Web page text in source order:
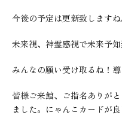
今後の予定は更新致しますね
未来視、神霊感視で未来予知
みんなの願い受け取るね！導
皆様ご来館、ご指名ありが
ました。にゃんこカードが